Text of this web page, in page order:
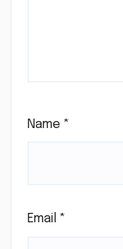
Name *
Email *